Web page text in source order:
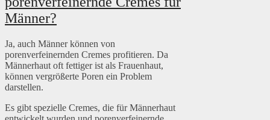
Männer?
Ja, auch Männer können von
porenverfeinernden Cremes profitieren. Da
Männerhaut oft fettiger ist als Frauenhaut,
können vergrößerte Poren ein Problem
darstellen.
Es gibt spezielle Cremes, die für Männerhaut